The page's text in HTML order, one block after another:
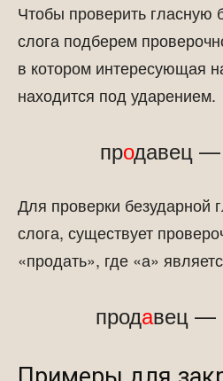
Чтобы проверить гласную
слога подберем
в котором интересующая
находится под ударением.
продавец
Для проверки безударной
слога, существует
«продать», где «а»
продавец —